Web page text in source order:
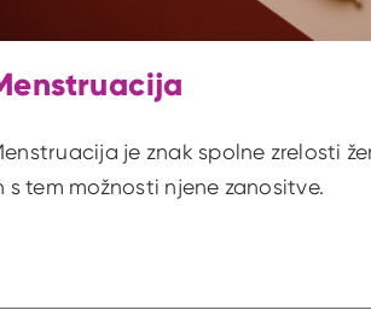
je znak spolne zrelosti
s tem možnosti njene zanositve.